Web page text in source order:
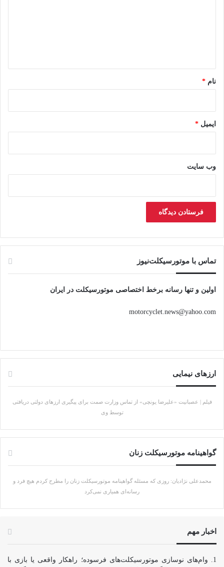
نام *
ایمیل *
وب‌ سایت
تماس با موتورسیکلت‌نیوز
اولین و تنها رسانه برخط اختصاصی موتورسیکلت در ایران
motorcyclet.news@yahoo.com
ارزهای نیمایی
فیلم | عصبانیت «علیرضا یونچی» از تماس وزارت صمت برای پیگیری ارزهای دولتی دریافتی
توسط وی
گواهینامه موتورسیکلت زنان
محمدعلی نژادیان: روزی که مسئله گواهینامه موتورسیکلت زنان را مطرح کردم هیچ فرد و
رسانه‌ای همیاری نمی‌کرد
اخبار مهم
وام‌های نوسازی موتورسیکلت‌های فرسوده؛ راهکار واقعی یا بازی با